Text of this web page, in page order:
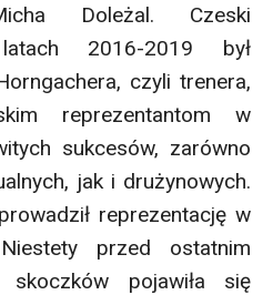
Doleżal. Czeski
2016-2019 był
czyli trenera,
reprezentantom w
sukcesów, zarówno
jak i drużynowych.
reprezentację w
przed ostatnim
skoczków pojawiła się